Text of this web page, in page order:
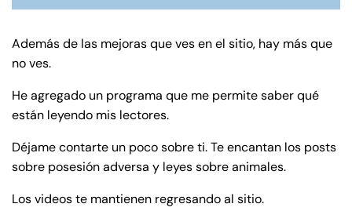
ga
de
Pe
on
Inj
ur
de
Además de las mejoras que ves en el sitio, hay más que
no ves.
He agregado un programa que me permite saber qué
están leyendo mis lectores.
Déjame contarte un poco sobre ti. Te encantan los posts
sobre posesión adversa y leyes sobre animales.
Los videos te mantienen regresando al sitio.